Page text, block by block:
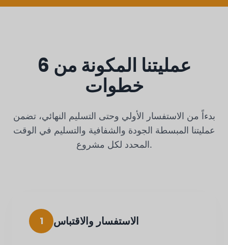
عمليتنا المكونة من 6
خطوات
بدءاً من الاستفسار الأولي وحتى التسليم النهائي، تضمن
عمليتنا المبسطة الجودة والشفافية والتسليم في الوقت
المحدد لكل مشروع.
1 الاستفسار والاقتباس